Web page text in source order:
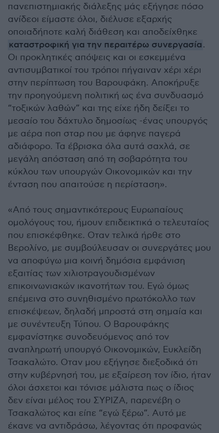
πανεπιστημιακής διάλεξης μάς εξήγησε πόσο
ανίδεοι είμαστε όλοι, διέλυσε εξαρχής
οποιαδήποτε καλή διάθεση και αποδείχθηκε
καταστροφική για την περαιτέρω συνεργασία.
Οι προκλητικές απόψεις και οι εσκεμμένα
αντισυμβατικοί του τρόποι πήγαιναν χέρι χέρι
στην περίπτωση του Βαρουφάκη. Αποκήρυξε
την προηγούμενη πολιτική ως ένα συνδυασμό
“τοξικών λαθών” και της είχε ήδη δείξει το
μεσαίο του δάχτυλο δημοσίως -ένας υπουργός
με αέρα ποπ σταρ που με άφηνε παγερά
αδιάφορο. Τα έβρισκα όλα αυτά σαχλά, σε
μεγάλη απόσταση από τη σοβαρότητα του
κύκλου των υπουργών Οικονομικών και την
ένταση που απαιτούσε η περίσταση».
«Από τους σημαντικότερους Ευρωπαίους
ομολόγους του, ήμουν επιδεικτικά ο τελευταίος
που επισκέφθηκε. Οταν τελικά ήρθε στο
Βερολίνο, με συμβούλευσαν οι συνεργάτες μου
να αποφύγω μια κοινή δημόσια εμφάνιση
εξαιτίας των χιλιοτραγουδισμένων
επικοινωνιακών ικανοτήτων του. Εγώ όμως
επέμεινα στο συνηθισμένο πρωτόκολλο των
επισκέψεων, δηλαδή μπροστά στη σημαία και
με συνέντευξη Τύπου. Ο Βαρουφάκης
εμφανίστηκε συνοδευόμενος από τον
αναπληρωτή υπουργό Οικονομικών, Ευκλείδη
Τσακαλώτο. Οταν μου εξήγησε διεξοδικά ότι
στην κυβέρνησή του, με εξαίρεση τον ίδιο, ήταν
όλοι άσχετοι και τόνισε μάλιστα πως ο ίδιος
δεν είναι μέλος του ΣΥΡΙΖΑ, παρενέβη ο
Τσακαλώτος και είπε “εγώ ξέρω”. Αυτό με
έκανε να αντιδράσω, λέγοντας ότι προφανώς